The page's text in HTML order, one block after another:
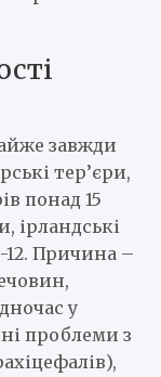
завжди
тер’єри,
понад 15
ірландські
12. Причина –
у
проблеми з